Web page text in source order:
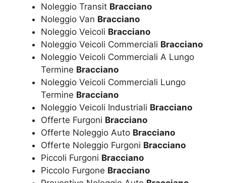
Noleggio Transit Bracciano
Noleggio Van Bracciano
Noleggio Veicoli Bracciano
Noleggio Veicoli Commerciali Bracciano
Noleggio Veicoli Commerciali A Lungo
Termine Bracciano
Noleggio Veicoli Commerciali Lungo
Termine Bracciano
Noleggio Veicoli Industriali Bracciano
Offerte Furgoni Bracciano
Offerte Noleggio Auto Bracciano
Offerte Noleggio Furgoni Bracciano
Piccoli Furgoni Bracciano
Piccolo Furgone Bracciano